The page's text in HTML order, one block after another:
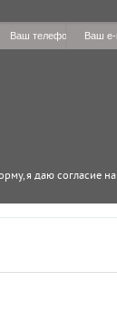
я даю согласие на